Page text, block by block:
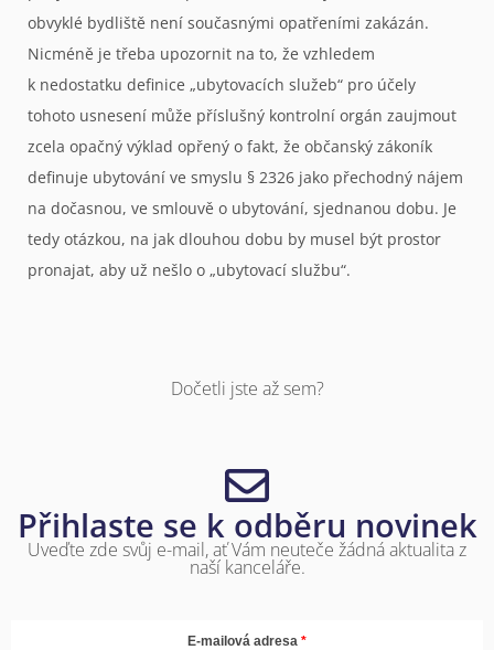
obvyklé bydliště není současnými opatřeními zakázán.
Nicméně je třeba upozornit na to, že vzhledem
k nedostatku definice „ubytovacích služeb“ pro účely
tohoto usnesení může příslušný kontrolní orgán zaujmout
zcela opačný výklad opřený o fakt, že občanský zákoník
definuje ubytování ve smyslu § 2326 jako přechodný nájem
na dočasnou, ve smlouvě o ubytování, sjednanou dobu. Je
tedy otázkou, na jak dlouhou dobu by musel být prostor
pronajat, aby už nešlo o „ubytovací službu“.
Dočetli jste až sem?
Přihlaste se k odběru novinek
Uveďte zde svůj e-mail, ať Vám neuteče žádná aktualita z
naší kanceláře.
E-mailová adresa